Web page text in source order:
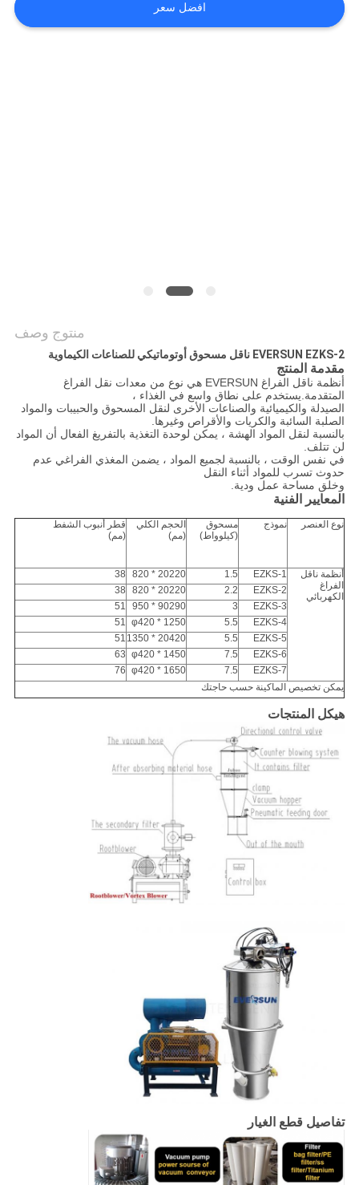
اطلب
افضل سعر
منتوج وصف
EVERSUN EZKS-2 ناقل مسحوق أوتوماتيكي للصناعات الكيماوية
مقدمة المنتج
أنظمة ناقل الفراغ EVERSUN هي نوع من معدات نقل الفراغ
المتقدمة.يستخدم على نطاق واسع في الغذاء ،
الصيدلة والكيميائية والصناعات الأخرى لنقل المسحوق والحبيبات والمواد
الصلبة السائبة والكريات والأقراص وغيرها.
بالنسبة لنقل المواد الهشة ، يمكن لوحدة التغذية بالتفريغ الفعال أن المواد
لن تتلف.
في نفس الوقت ، بالنسبة لجميع المواد ، يضمن المغذي الفراغي عدم
حدوث تسرب للمواد أثناء النقل
وخلق مساحة عمل ودية.
المعايير الفنية
نوع العنصر نموذج
مسحوق
(كيلوواط)
الحجم الكلي
(مم)
قطر أنبوب الشفط
(مم)
أنظمة ناقل
الفراغ
الكهربائي
EZKS-1
1.5
20220 * 820
38
EZKS-2
2.2
20220 * 820
38
EZKS-3
3
90290 * 950
51
EZKS-4
5.5
φ420 * 1250
51
EZKS-5
5.5
20420 * 1350
51
EZKS-6
7.5
φ420 * 1450
63
EZKS-7
7.5
φ420 * 1650
76
يمكن تخصيص الماكينة حسب حاجتك
هيكل المنتجات
تفاصيل قطع الغيار